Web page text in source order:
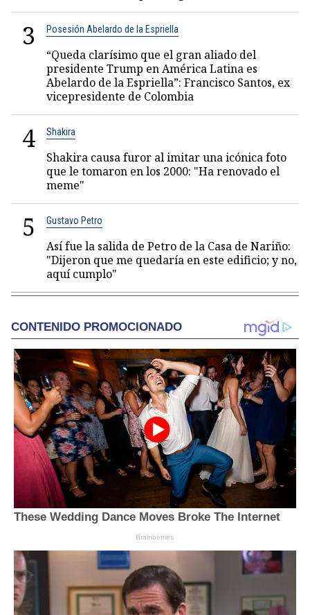
3 Posesión Abelardo de la Espriella
“Queda clarísimo que el gran aliado del
presidente Trump en América Latina es
Abelardo de la Espriella”: Francisco Santos, ex
vicepresidente de Colombia
4 Shakira
Shakira causa furor al imitar una icónica foto
que le tomaron en los 2000: "Ha renovado el
meme"
5 Gustavo Petro
Así fue la salida de Petro de la Casa de Nariño:
"Dijeron que me quedaría en este edificio; y no,
aquí cumplo"